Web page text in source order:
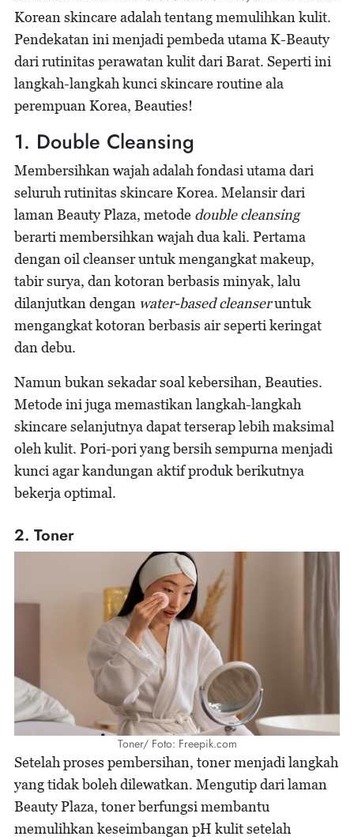
Korean skincare adalah tentang memulihkan kulit.
Pendekatan ini menjadi pembeda utama K-Beauty
dari rutinitas perawatan kulit dari Barat. Seperti ini
langkah-langkah kunci skincare routine ala
perempuan Korea, Beauties!
1. Double Cleansing
Membersihkan wajah adalah fondasi utama dari
seluruh rutinitas skincare Korea. Melansir dari
laman Beauty Plaza, metode double cleansing
berarti membersihkan wajah dua kali. Pertama
dengan oil cleanser untuk mengangkat makeup,
tabir surya, dan kotoran berbasis minyak, lalu
dilanjutkan dengan water-based cleanseruntuk
mengangkat kotoran berbasis air seperti keringat
dan debu.
Namun bukan sekadar soal kebersihan, Beauties.
Metode ini juga memastikan langkah-langkah
skincare selanjutnya dapat terserap lebih maksimal
oleh kulit. Pori-pori yang bersih sempurna menjadi
kunci agar kandungan aktif produk berikutnya
bekerja optimal.
2. Toner
Toner/ Foto: Freepik.com
Setelah proses pembersihan, toner menjadi langkah
yang tidak boleh dilewatkan. Mengutip dari laman
Beauty Plaza, toner berfungsi membantu
memulihkan keseimbangan pH kulit setelah